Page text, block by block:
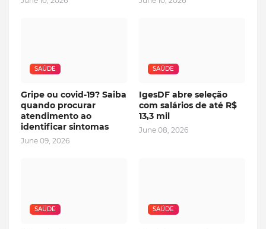
SAÚDE
Gripe ou covid-19? Saiba
quando procurar
atendimento ao
identificar sintomas
June 09, 2026
SAÚDE
IgesDF abre seleção
com salários de até R$
13,3 mil
June 08, 2026
SAÚDE SAÚDE